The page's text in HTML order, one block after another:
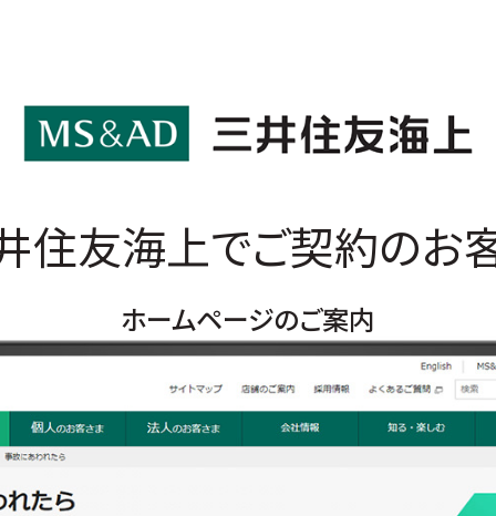
住友海上でご契約のお
ホームページのご案内